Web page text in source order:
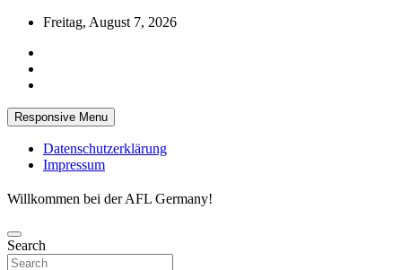
Skip
content
Freitag, August 7, 2026
Responsive Menu
Datenschutzerklärung
Impressum
Willkommen bei der AFL Germany!
Search